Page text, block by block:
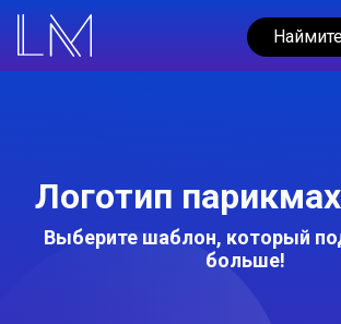
Логотип
Выберите шаблон, который
больше!